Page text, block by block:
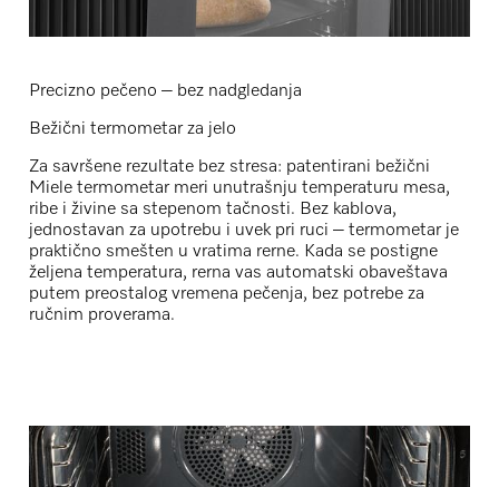
Precizno pečeno – bez nadgledanja
Bežični termometar za jelo
Za savršene rezultate bez stresa: patentirani bežični
Miele termometarmeri unutrašnju temperaturu mesa,
ribe i živine sa stepenom tačnosti. Bez kablova,
jednostavan za upotrebu i uvek pri ruci – termometar je
praktično smešten u vratima rerne. Kada se postigne
željena temperatura, rerna vas automatski obaveštava
putem preostalog vremena pečenja, bez potrebe za
ručnim proverama.